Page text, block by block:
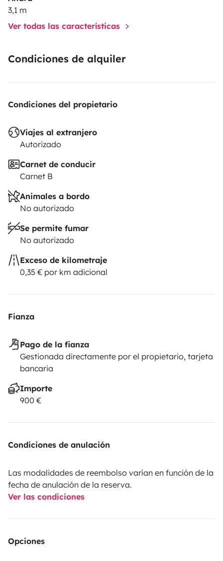
3,1 m
Ver todas las características
Condiciones de alquiler
Condiciones del propietario
Viajes al extranjero
Autorizado
Carnet de conducir
Carnet B
Animales a bordo
No autorizado
Se permite fumar
No autorizado
Exceso de kilometraje
0,35 € por km adicional
Fianza
Pago de la fianza
Gestionada directamente por el propietario, tarjeta
bancaria
Importe
900 €
Condiciones de anulación
Las modalidades de reembolso varían en función de la
fecha de anulación de la reserva.
Ver las condiciones
Opciones